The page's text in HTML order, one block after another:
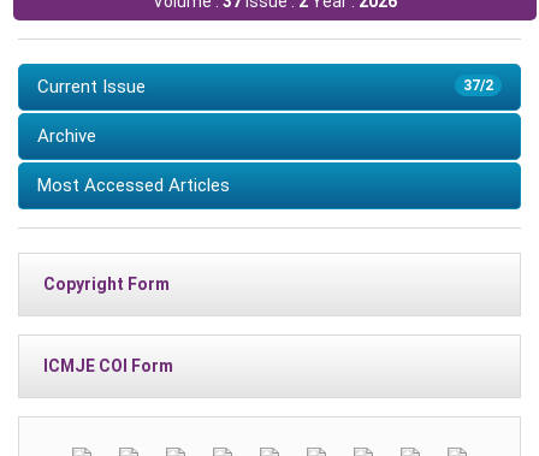
37/2
Current Issue
Archive
Most Accessed Articles
Copyright Form
ICMJE COI Form